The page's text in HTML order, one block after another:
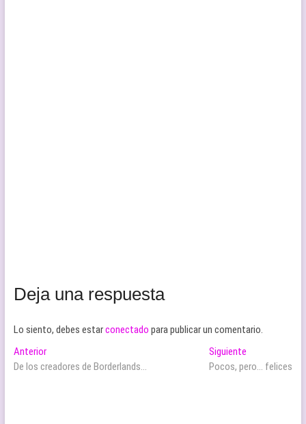
Deja una respuesta
Lo siento, debes estarconectado para publicar un comentario.
Navegación
de
AnteriorEntrada
anterior:
De los creadores de Borderlands…
Siguiente
siguiente:
Pocos, pero… felices